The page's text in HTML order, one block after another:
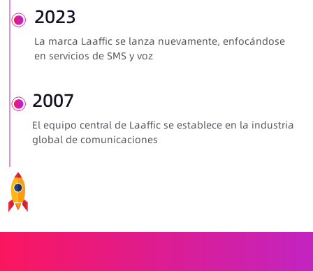
2023
La marca Laaffic se lanza nuevamente, enfocándose
en servicios de SMS y voz
2007
El equipo central de Laaffic se establece en la industria
global de comunicaciones